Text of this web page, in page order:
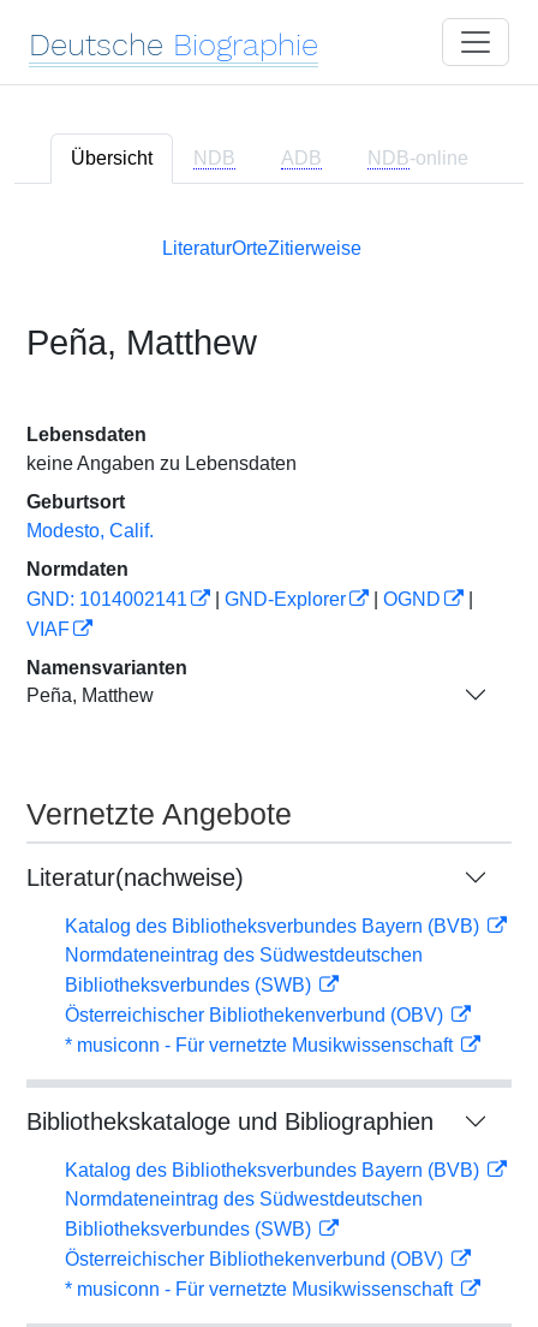
Deutsche Biographie
Übersicht NDB ADB NDB-online
LiteraturOrteZitierweise
Peña, Matthew
Lebensdaten
keine Angaben zu Lebensdaten
Geburtsort
Modesto, Calif.
Normdaten
GND: 1014002141
GND-Explorer OGND
VIAF
Namensvarianten
Peña, Matthew
Vernetzte Angebote
Literatur(nachweise)
Katalog des Bibliotheksverbundes Bayern (BVB)
Normdateneintrag des Südwestdeutschen
Bibliotheksverbundes (SWB)
Österreichischer Bibliothekenverbund (OBV)
* musiconn - Für vernetzte Musikwissenschaft
Bibliothekskataloge und Bibliographien
Katalog des Bibliotheksverbundes Bayern (BVB)
Normdateneintrag des Südwestdeutschen
Bibliotheksverbundes (SWB)
Österreichischer Bibliothekenverbund (OBV)
* musiconn - Für vernetzte Musikwissenschaft